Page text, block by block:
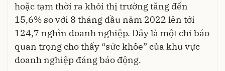
hoặc tạm thời ra khỏi thị trường tăng đến
15,6% so với 8 tháng đầu năm 2022 lên tới
124,7 nghìn doanh nghiệp. Đây là một chỉ báo
quan trọng cho thấy “sức khỏe” của khu vực
doanh nghiệp đáng báo động.